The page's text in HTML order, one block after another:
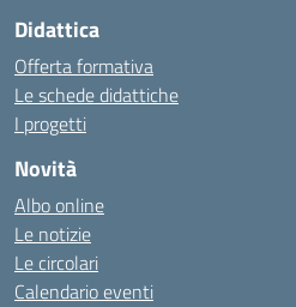
Didattica
Offerta formativa
Le schede didattiche
I progetti
Novità
Albo online
Le notizie
Le circolari
Calendario eventi